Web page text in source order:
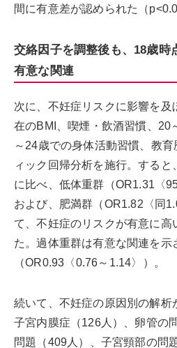
間に有意差が認められた（
交絡因子を調整後も、18歳時
有意な関連
次に、不妊症リスクに影響を及
在のBMI、喫煙・飲酒習慣、20
～24歳での身体活動習慣、教
ィック回帰分析を施行。する
に比べ、低体重群（OR1.31〈
および、肥満群（OR1.82〈同
て、不妊症のリスクが有意に高
た。過体重群は有意な関連を示
（OR0.93〈0.76～1.14〉）。
続いて、不妊症の原因別の解析
子宮内膜症（126人）、卵管の
問題（409人）、子宮頸部の問